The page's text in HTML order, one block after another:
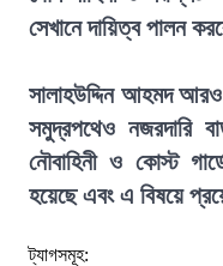
সেখানে দায়িত্ব পালন
সালাহউদ্দিন আহমদ
সমুদ্রপথেও নজরদারি
নৌবাহিনী ও কোস্ট
হয়েছে এবং এ বিষয়ে
ট্যাগসমূহ: